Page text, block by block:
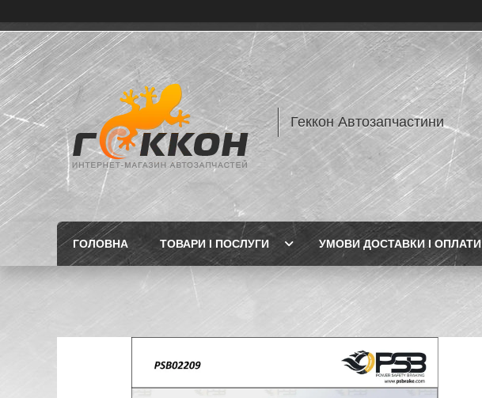
Геккон Автозапчастини
ГОЛОВНА ТОВАРИ І ПОСЛУГИ УМОВИ ДОСТАВКИ І ОПЛАТИ